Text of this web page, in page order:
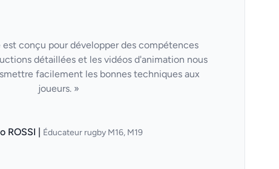
conçu pour développer des compétences
détaillées et les vidéos d'animation nous
facilement les bonnes techniques aux
joueurs. »
ROSSI | Éducateur rugby M16, M19